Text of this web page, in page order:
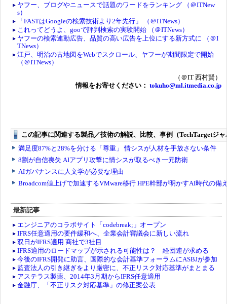
ヤフー、ブログやニュースで話題のワードをランキング （＠ITNew
s）
「FASTはGoogleの検索技術より2年先行」 （＠ITNews）
これってどうよ、gooで評判検索の実験開始 （＠ITNews）
ヤフーの検索連動広告、品質の高い広告を上位にする新方式に （＠I
TNews）
江戸、明治の古地図をWebでスクロール、ヤフーが期間限定で開始
（＠ITNews）
（＠IT 西村賢）
情報をお寄せください： tokuho@ml.itmedia.co.jp
最新記事
エンジニアのコラボサイト「codebreak;」オープン
IFRS任意適用の要件緩和へ、企業会計審議会に新しい流れ
双日がIFRS適用 商社で3社目
IFRS適用のロードマップが示される可能性は？ 経団連が求める
今後のIFRS開発に助言、国際的な会計基準フォーラムにASBJが参加
監査法人の引き継ぎをより厳密に、不正リスク対応基準がまとまる
アステラス製薬、2014年3月期からIFRS任意適用
金融庁、「不正リスク対応基準」の修正案公表